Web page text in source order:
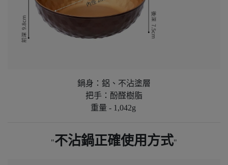
鍋身：鋁、不沾塗層
把手：酚醛樹脂
重量 - 1,042g
不沾鍋正確使用方式